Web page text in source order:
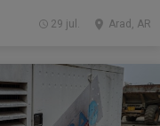
Arad, AR
29 jul.